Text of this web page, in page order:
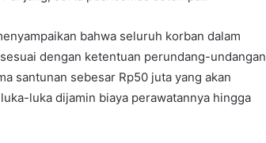
bahwa seluruh korban dalam
dengan ketentuan perundang-undangan
santunan sebesar Rp50 juta yang akan
luka dijamin biaya perawatannya hingga